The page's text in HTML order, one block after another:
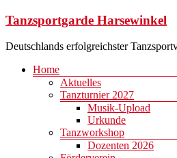
Zum
springen
Tanzsportgarde Harsewinkel
Deutschlands erfolgreichster
Menü
Home
Aktuelles
Tanzturnier 2027
Musik-Upload
Urkunde
Tanzworkshop
Dozenten 2026